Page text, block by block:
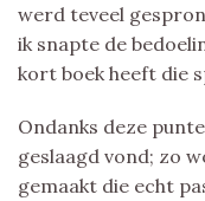
werd teveel
ik snapte de
kort boek heeft die
Ondanks deze
geslaagd vond; zo
gemaakt die echt